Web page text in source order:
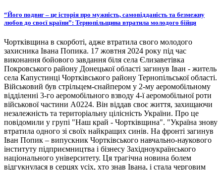
“Його подвиг – це історія про мужність, самовідданість та безмежну
любов до своєї країни”: Тернопільщина втратила молодого бійця
Чортківщина в скорботі, адже втратила свого молодого
захисника Івана Попика. 17 жовтня 2024 року під час
виконання бойового завдання біля села Єлизаветівка
Покровського району Донецької області загинув Іван - житель
села Капустинці Чортківського району Тернопільської області.
Військовий був стрільцем-снайпером у 2-му аеромобільному
відділенні 3-го аеромобільного взводу 4-ї аеромобільної роти
військової частини А0224. Він віддав своє життя, захищаючи
незалежність та територіальну цілісність України. Про це
повідомили у групі "Наш край - Чортківщина". "Україна знову
втратила одного зі своїх найкращих синів. На фронті загинув
Іван Попик – випускник Чортківського навчально-наукового
інституту підприємництва і бізнесу Західноукраїнського
національного університету. Ця трагічна новина болем
відгукнулася в серцях усіх, хто знав Івана, і стала черговим